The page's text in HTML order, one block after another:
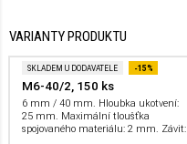
VARIANTY PRODUKTU
SKLADEM U DODAVATELE -15%
M6-40/2, 150 ks
6 mm / 40 mm. Hloubka ukotvení:
25 mm. Maximální tloušťka
spojovaného materiálu: 2 mm. Závit: